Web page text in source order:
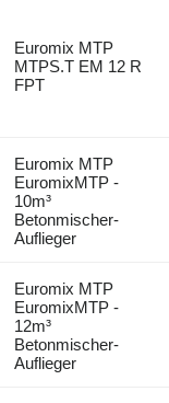
Euromix MTP
MTPS.T EM 12 R
FPT
Euromix MTP
EuromixMTP -
10m³
Betonmischer-
Auflieger
Euromix MTP
EuromixMTP -
12m³
Betonmischer-
Auflieger